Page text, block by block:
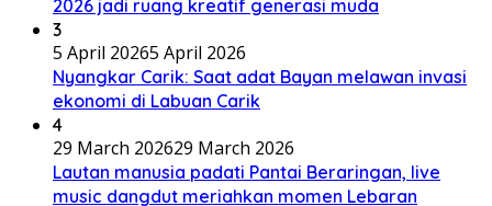
2026 jadi ruang kreatif generasi muda
3
5 April 20265 April 2026
Nyangkar Carik: Saat adat Bayan melawan invasi
ekonomi di Labuan Carik
4
29 March 202629 March 2026
Lautan manusia padati Pantai Beraringan, live
music dangdut meriahkan momen Lebaran